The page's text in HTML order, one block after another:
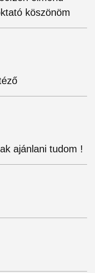
köszönöm
ajánlani tudom !